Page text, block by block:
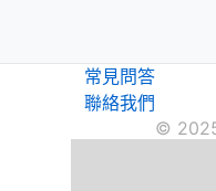
常見問答
聯絡我們
©